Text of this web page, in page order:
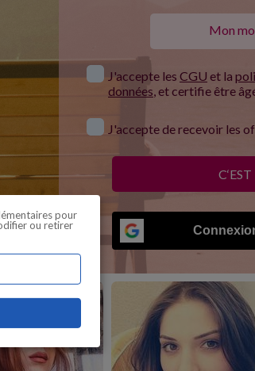
J'accepte les CGU et la
données, et certifie être
J'accepte de recevoir les
pour
ou retirer